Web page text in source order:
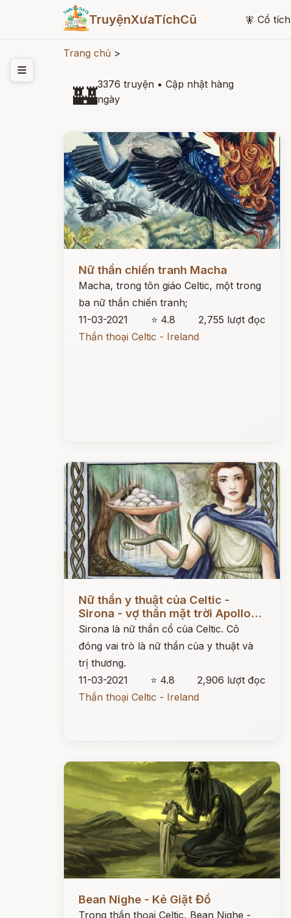
TruyệnXưaTíchCũ 🧚 Cổ tích
Trang chủ >
🏰3376 truyện • Cập nhật hàng
ngày
Nữ thần chiến tranh Macha
Macha, trong tôn giáo Celtic, một trong
ba nữ thần chiến tranh;
11-03-2021
⭐ 4.8
2,755 lượt đọc
Thần thoại Celtic - Ireland
Nữ thần y thuật của Celtic -
Sirona - vợ thần mặt trời Apollo...
Sirona là nữ thần cổ của Celtic. Cô
đóng vai trò là nữ thần của y thuật và
trị thương.
11-03-2021
⭐ 4.8
2,906 lượt đọc
Thần thoại Celtic - Ireland
Bean Nighe - Kẻ Giặt Đồ
Trong thần thoại Celtic, Bean Nighe -